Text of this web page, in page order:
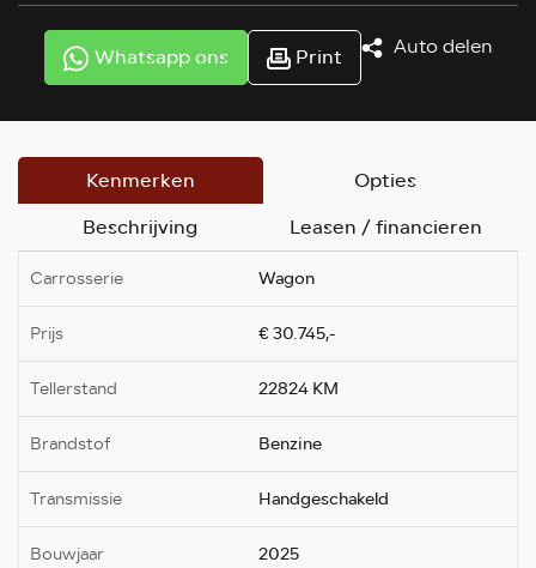
Whatsapp ons Print Auto delen
Kenmerken
Opties
Beschrijving
Leasen / financieren
Carrosserie Wagon
Prijs € 30.745,-
Tellerstand 22824 KM
Brandstof Benzine
Transmissie Handgeschakeld
Bouwjaar 2025